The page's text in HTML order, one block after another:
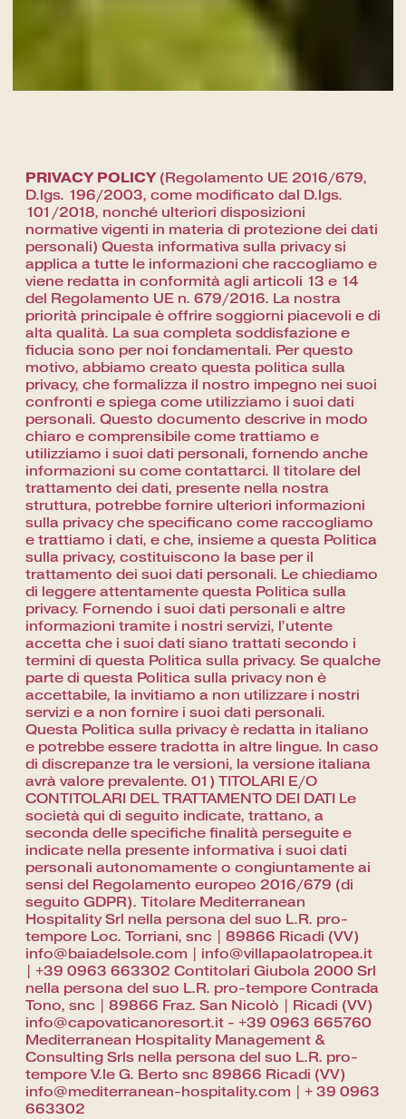
PRIVACY POLICY(Regolamento UE 2016/679,
D.lgs. 196/2003, come modificato dal D.lgs.
101/2018, nonché ulteriori disposizioni
normative vigenti in materia di protezione dei dati
personali) Questa informativa sulla privacy si
applica a tutte le informazioni che raccogliamo e
viene redatta in conformità agli articoli 13 e 14
del Regolamento UE n. 679/2016. La nostra
priorità principale è offrire soggiorni piacevoli e di
alta qualità. La sua completa soddisfazione e
fiducia sono per noi fondamentali. Per questo
motivo, abbiamo creato questa politica sulla
privacy, che formalizza il nostro impegno nei suoi
confronti e spiega come utilizziamo i suoi dati
personali. Questo documento descrive in modo
chiaro e comprensibile come trattiamo e
utilizziamo i suoi dati personali, fornendo anche
informazioni su come contattarci. Il titolare del
trattamento dei dati, presente nella nostra
struttura, potrebbe fornire ulteriori informazioni
sulla privacy che specificano come raccogliamo
e trattiamo i dati, e che, insieme a questa Politica
sulla privacy, costituiscono la base per il
trattamento dei suoi dati personali. Le chiediamo
di leggere attentamente questa Politica sulla
privacy. Fornendo i suoi dati personali e altre
informazioni tramite i nostri servizi, l’utente
accetta che i suoi dati siano trattati secondo i
termini di questa Politica sulla privacy. Se qualche
parte di questa Politica sulla privacy non è
accettabile, la invitiamo a non utilizzare i nostri
servizi e a non fornire i suoi dati personali.
Questa Politica sulla privacy è redatta in italiano
e potrebbe essere tradotta in altre lingue. In caso
di discrepanze tra le versioni, la versione italiana
avrà valore prevalente. 01) TITOLARI E/O
CONTITOLARI DEL TRATTAMENTO DEI DATI Le
società qui di seguito indicate, trattano, a
seconda delle specifiche finalità perseguite e
indicate nella presente informativa i suoi dati
personali autonomamente o congiuntamente ai
sensi del Regolamento europeo 2016/679 (di
seguito GDPR). Titolare Mediterranean
Hospitality Srl nella persona del suo L.R. pro-
tempore Loc. Torriani, snc | 89866 Ricadi (VV)
info@baiadelsole.com | info@villapaolatropea.it
| +39 0963 663302 Contitolari Giubola 2000 Srl
nella persona del suo L.R. pro-tempore Contrada
Tono, snc | 89866 Fraz. San Nicolò | Ricadi (VV)
info@capovaticanoresort.it - +39 0963 665760
Mediterranean Hospitality Management &
Consulting Srls nella persona del suo L.R. pro-
tempore V.le G. Berto snc 89866 Ricadi (VV)
info@mediterranean-hospitality.com | + 39 0963
663302